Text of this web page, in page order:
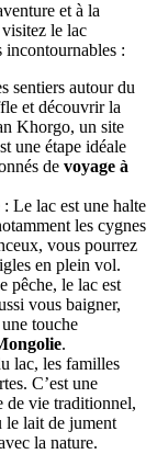
et à la
le lac
:
sentiers autour du
et découvrir la
Khorgo, un site
une étape idéale
de voyage à
: Le lac est une halte
les cygnes
vous pourrez
en plein vol.
pêche, le lac est
vous baigner,
touche
.
lac, les familles
C’est une
de vie traditionnel,
le lait de jument
la nature.